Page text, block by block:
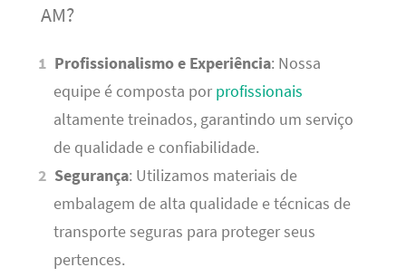
AM?
Profissionalismo e Experiência: Nossa
equipe é composta por profissionais
altamente treinados, garantindo um serviço
de qualidade e confiabilidade.
Segurança: Utilizamos materiais de
embalagem de alta qualidade e técnicas de
transporte seguras para proteger seus
pertences.